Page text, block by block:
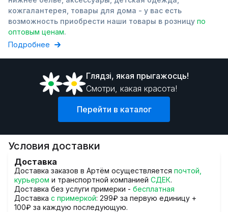
кожгалантерея, товары для дома - у вас есть
возможность приобрести наши товары в розницу по
оптовым ценам.
Подробнее
Глядзi, якая прыгажосць!
Смотри, какая красота!
Перейти в каталог
Условия доставки
Доставка
Доставка заказов в Артём осуществляется почтой,
курьером и транспортной компанией СДЕК.
Доставка без услуги примерки - бесплатная
Доставка с примеркой: 299₽ за первую единицу +
100₽ за каждую последующую.